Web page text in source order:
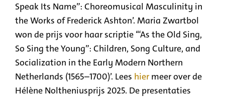
Speak Its Name”: Choreomusical Masculinity in
the Works of Frederick Ashton’. Maria Zwartbol
won de prijs voor haar scriptie ‘“As the Old Sing,
So Sing the Young”: Children, Song Culture, and
Socialization in the Early Modern Northern
Netherlands (1565–1700)’. Lees hier meer over de
Hélène Noltheniusprijs 2025. De presentaties